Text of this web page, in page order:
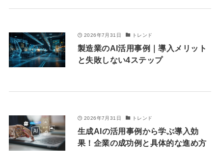
2026年7月31日 トレンド
製造業のAI活用事例｜導入メリット
と失敗しない4ステップ
2026年7月31日 トレンド
生成AIの活用事例から学ぶ導入効
果！企業の成功例と具体的な進め方